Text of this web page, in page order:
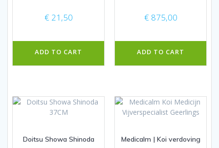
€ 21,50
ADD TO CART
€ 875,00
ADD TO CART
Doitsu Showa Shinoda
Medicalm | Koi verdoving